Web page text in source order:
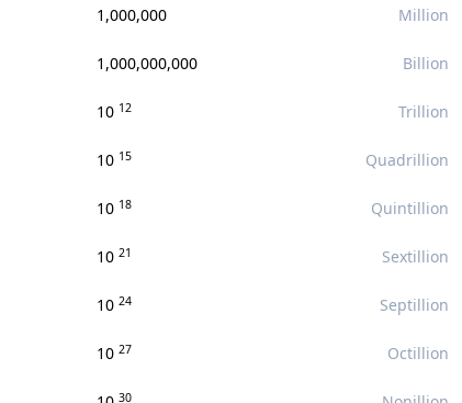
1,000,000 Million
1,000,000,000 Billion
10 12 Trillion
10 15 Quadrillion
10 18 Quintillion
10 21 Sextillion
10 24 Septillion
10 27 Octillion
30